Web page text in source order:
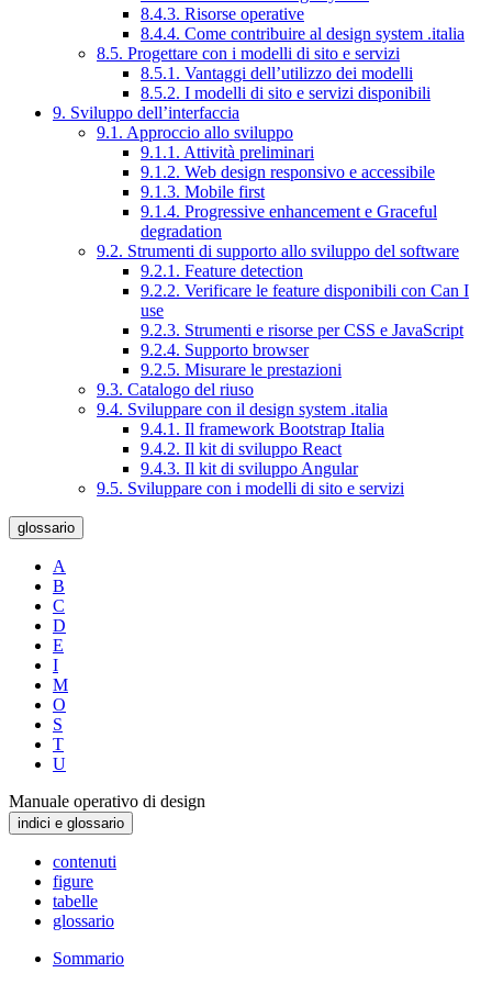
8.4.3. Risorse operative
8.4.4. Come contribuire al design system .italia
8.5. Progettare con i modelli di sito e servizi
8.5.1. Vantaggi dell’utilizzo dei modelli
8.5.2. I modelli di sito e servizi disponibili
9. Sviluppo dell’interfaccia
9.1. Approccio allo sviluppo
9.1.1. Attività preliminari
9.1.2. Web design responsivo e accessibile
9.1.3. Mobile first
9.1.4. Progressive enhancement e Graceful
degradation
9.2. Strumenti di supporto allo sviluppo del software
9.2.1. Feature detection
9.2.2. Verificare le feature disponibili con Can I
use
9.2.3. Strumenti e risorse per CSS e JavaScript
9.2.4. Supporto browser
9.2.5. Misurare le prestazioni
9.3. Catalogo del riuso
9.4. Sviluppare con il design system .italia
9.4.1. Il framework Bootstrap Italia
9.4.2. Il kit di sviluppo React
9.4.3. Il kit di sviluppo Angular
9.5. Sviluppare con i modelli di sito e servizi
glossario
A
B
C
D
E
I
M
O
S
T
U
Manuale operativo di design
indici e glossario
contenuti
figure
tabelle
glossario
Sommario